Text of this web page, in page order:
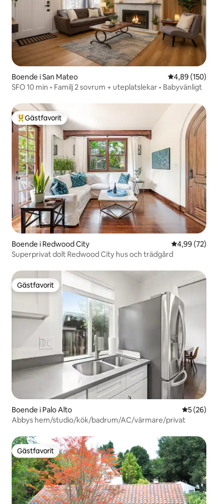
Boende i San Mateo 4,89 av 5 i
4,89 (150)
SFO 10 min • Familj 2 sovrum + uteplatslekar • Babyvänligt
Populär gästfavorit
Gästfavorit
Boende i Redwood City 4,99 av 5 i
4,99 (72)
Superprivat dolt Redwood City hus och trädgård
Gästfavorit
Gästfavorit
Boende i Palo Alto 5 av 5 i
5 (26)
Abbys hem/studio/kök/badrum/AC/värmare/privat
Gästfavorit
Gästfavorit